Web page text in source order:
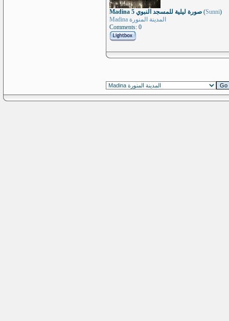
Madina 5 صورة ليلية للمسجد النبوي (Sunni)
Madina المدينة المنورة
Comments: 0